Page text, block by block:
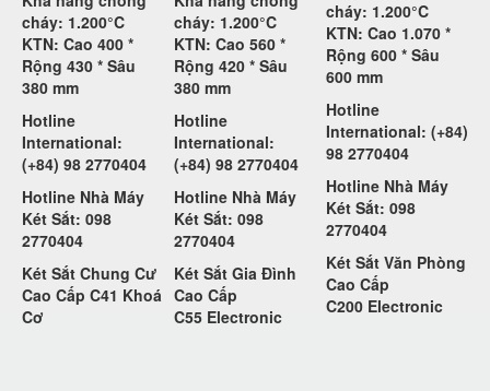
cháy: 1.200°C
KTN: Cao 400 *
Rộng 430 * Sâu
380 mm
Hotline
International:
(+84) 98 2770404
Hotline Nhà Máy
Két Sắt: 098
2770404
Két Sắt Chung Cư
Cao Cấp C41 Khoá
Cơ
cháy: 1.200°C
KTN: Cao 560 *
Rộng 420 * Sâu
380 mm
Hotline
International:
(+84) 98 2770404
Hotline Nhà Máy
Két Sắt: 098
2770404
Két Sắt Gia Đình
Cao Cấp
C55 Electronic
cháy: 1.200°C
KTN: Cao 1.070 *
Rộng 600 * Sâu
600 mm
Hotline
International: (+84)
98 2770404
Hotline Nhà Máy
Két Sắt: 098
2770404
Két Sắt Văn Phòng
Cao Cấp
C200 Electronic